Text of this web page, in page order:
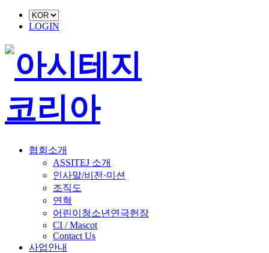
LOGIN
협회소개
ASSITEJ 소개
인사말/비전·미션
조직도
연혁
어린이청소년연극헌장
CI / Mascot
Contact Us
사업안내